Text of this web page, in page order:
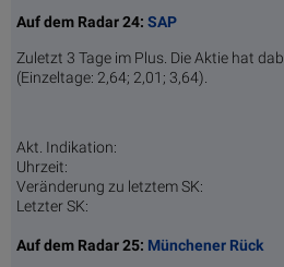
Auf dem Radar 24: SAP
Zuletzt 3 Tage im Plus. Die Aktie hat
(Einzeltage: 2,64; 2,01; 3,64).
Akt. Indikation:
Uhrzeit:
Veränderung zu letztem SK:
Letzter SK:
Auf dem Radar 25: Münchener Rück